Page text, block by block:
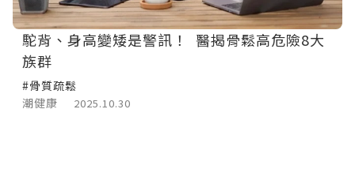
駝背、身高變矮是警訊！ 醫揭骨鬆高危險8大
族群
#骨質疏鬆
潮健康
2025.10.30